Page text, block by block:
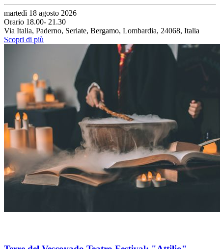
martedì 18 agosto 2026
Orario 18.00- 21.30
Via Italia, Paderno, Seriate, Bergamo, Lombardia, 24068, Italia
Scopri di più